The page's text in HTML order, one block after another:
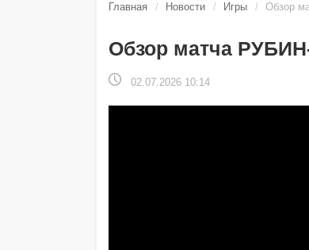
Главная Новости Игры Обзор
Обзор матча
02.07.2026 10:14